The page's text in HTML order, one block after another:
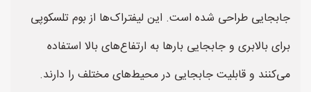
جابجایی طراحی شده است. این لیفتراک‌ها از بوم تلسکوپی
برای بالابری و جابجایی بارها به ارتفاع‌های بالا استفاده
می‌کنند و قابلیت جابجایی در محیط‌های مختلف را دارند.